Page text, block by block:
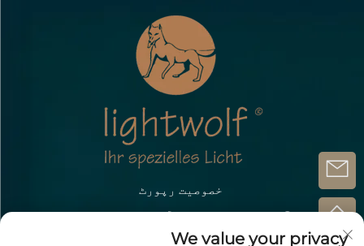
خصوصیت رپورٹ
کاپی رائٹ @ژونگ شان لی ہینگ آپٹو الیکٹرونک ٹیکنالوجی
کمپنی لمیٹڈ۔
We value your privacy